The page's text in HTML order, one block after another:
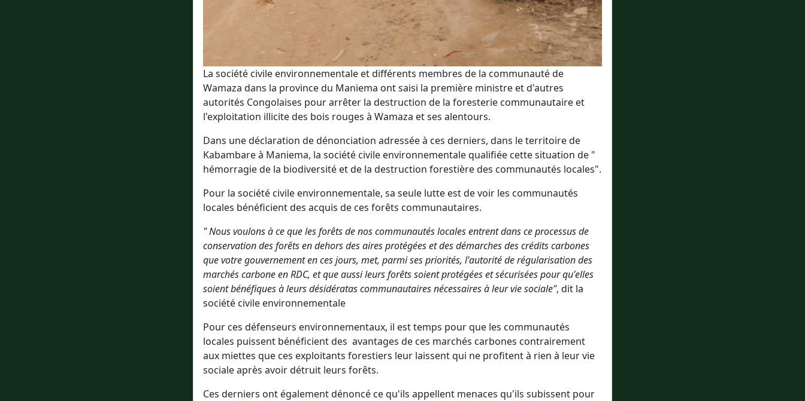
La société civile environnementale et différents membres de la communauté de
Wamaza dans la province du Maniema ont saisi la première ministre et d'autres
autorités Congolaises pour arrêter la destruction de la foresterie communautaire et
l'exploitation illicite des bois rouges à Wamaza et ses alentours.
Dans une déclaration de dénonciation adressée à ces derniers, dans le territoire de
Kabambare à Maniema, la société civile environnementale qualifiée cette situation de "
hémorragie de la biodiversité et de la destruction forestière des communautés locales".
Pour la société civile environnementale, sa seule lutte est de voir les communautés
locales bénéficient des acquis de ces forêts communautaires.
" Nous voulons à ce que les forêts de nos communautés locales entrent dans ce processus de
conservation des forêts en dehors des aires protégées et des démarches des crédits carbones
que votre gouvernement en ces jours, met, parmi ses priorités, l'autorité de régularisation des
marchés carbone en RDC, et que aussi leurs forêts soient protégées et sécurisées pour qu'elles
soient bénéfiques à leurs désidératas communautaires nécessaires à leur vie sociale", dit la
société civile environnementale
Pour ces défenseurs environnementaux, il est temps pour que les communautés
locales puissent bénéficient des avantages de ces marchés carbones contrairement
aux miettes que ces exploitants forestiers leur laissent qui ne profitent à rien à leur vie
sociale après avoir détruit leurs forêts.
Ces derniers ont également dénoncé ce qu'ils appellent menaces qu'ils subissent pour